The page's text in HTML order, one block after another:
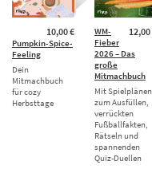
10,00 €
Pumpkin-Spice-
Feeling
Dein
Mitmachbuch
für cozy
Herbsttage
12,00
WM-
Fieber
2026 – Das
große
Mitmachbuch
Mit Spielplänen
zum Ausfüllen,
verrückten
Fußballfakten,
Rätseln und
spannenden
Quiz-Duellen